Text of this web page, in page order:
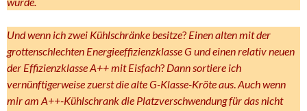
Und wenn ich zwei Kühlschränke besitze? Einen alten mit der
grottenschlechten Energieeffizienzklasse G und einen relativ neuen
der Effizienzklasse A++ mit Eisfach? Dann sortiere ich
vernünftigerweise zuerst die alte G-Klasse-Kröte aus Auch wenn
mir am A++-Kühlschrank die Platzverschwendung für das nicht